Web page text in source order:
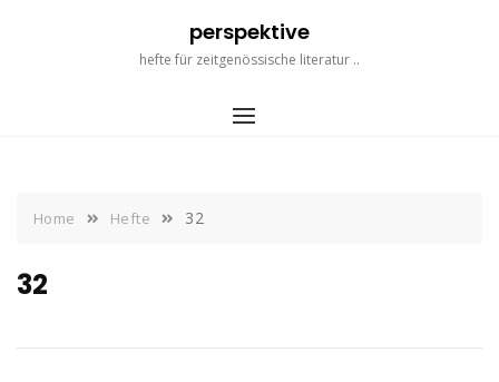
perspektive
hefte für zeitgenössische literatur ..
Home Hefte 32
32